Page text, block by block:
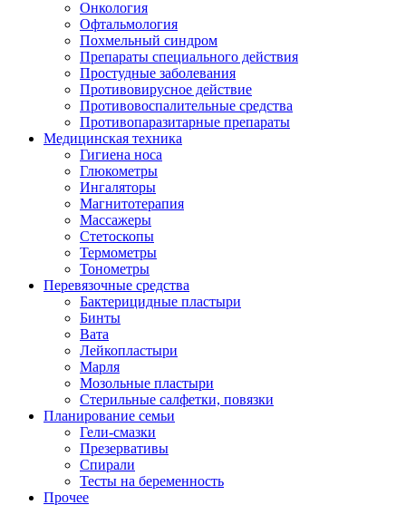
Онкология
Офтальмология
Похмельный синдром
Препараты специального действия
Простудные заболевания
Противовирусное действие
Противовоспалительные средства
Противопаразитарные препараты
Медицинская техника
Гигиена носа
Глюкометры
Ингаляторы
Магнитотерапия
Массажеры
Стетоскопы
Термометры
Тонометры
Перевязочные средства
Бактерицидные пластыри
Бинты
Вата
Лейкопластыри
Марля
Мозольные пластыри
Стерильные салфетки, повязки
Планирование семьи
Гели-смазки
Презервативы
Спирали
Тесты на беременность
Прочее